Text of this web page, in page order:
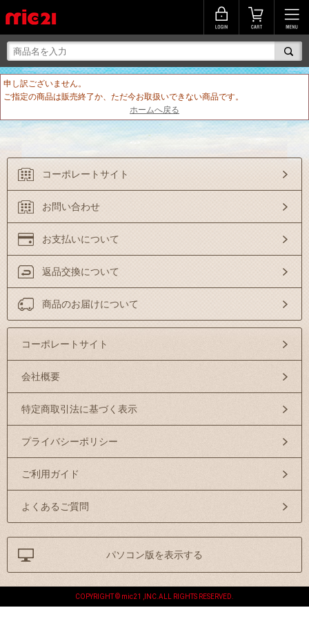
申し訳ございません。
ご指定の商品は販売終了か、ただ今お取扱いできない商品です。
ホームへ戻る
コーポレートサイト
お問い合わせ
お支払いについて
返品交換について
商品のお届けについて
コーポレートサイト
会社概要
特定商取引法に基づく表示
プライバシーポリシー
ご利用ガイド
よくあるご質問
パソコン版を表示する
COPYRIGHT © mic21 ,INC.ALL RIGHTS RESERVED.